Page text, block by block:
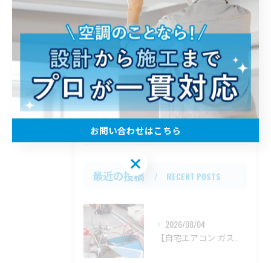
全てのカテゴリー
業者
工事
エアコン
配管
最近の投稿 RECENT POSTS
2026/08/04
お問い合わせはこちら
お問い合わせはこちら